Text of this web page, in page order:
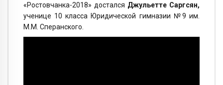
«Ростовчанка-2018» достался Джульетте Саргсян,
ученице 10 класса Юридической гимназии №9 им.
М.М. Сперанского.